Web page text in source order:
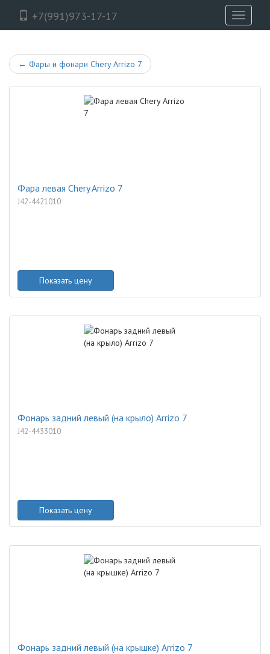
+7(991)973-17-17
Toggle
← Фары и фонари Chery Arrizo 7
Фара левая Chery Arrizo 7
J42-4421010
Показать цену
Фонарь задний левый (на крыло) Arrizo 7
J42-4433010
Показать цену
Фонарь задний левый (на крышке) Arrizo 7